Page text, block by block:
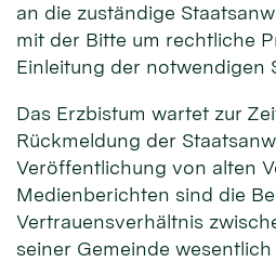
an die zuständige
mit der Bitte um rechtliche
Einleitung der notwendigen
Das Erzbistum wartet zur
Rückmeldung der
Veröffentlichung von alten
Medienberichten sind die
Vertrauensverhältnis
seiner Gemeinde